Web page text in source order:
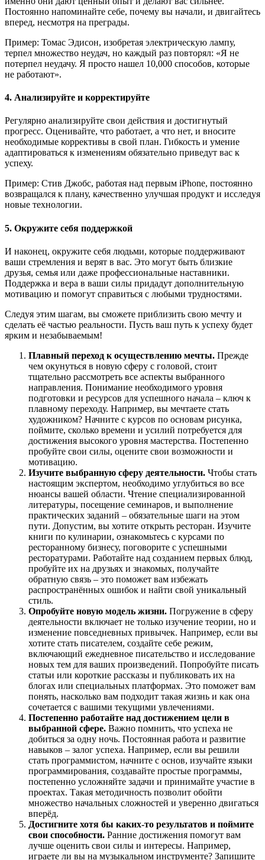
Постоянно напоминайте себе, почему вы начали, и двигайтесь
вперед, несмотря на преграды.
Пример: Томас Эдисон, изобретая электрическую лампу,
терпел множество неудач, но каждый раз повторял: «Я не
потерпел неудачу. Я просто нашел 10,000 способов, которые
не работают».
4. Анализируйте и корректируйте
Регулярно анализируйте свои действия и достигнутый
прогресс. Оценивайте, что работает, а что нет, и вносите
необходимые коррективы в свой план. Гибкость и умение
адаптироваться к изменениям обязательно приведут вас к
успеху.
Пример: Стив Джобс, работая над первым iPhone, постоянно
возвращался к плану, качественно улучшая продукт и исследуя
новые технологии.
5. Окружите себя поддержкой
И наконец, окружите себя людьми, которые поддерживают
ваши стремления и верят в вас. Это могут быть близкие
друзья, семья или даже профессиональные наставники.
Поддержка и вера в ваши силы придадут дополнительную
мотивацию и помогут справиться с любыми трудностями.
Следуя этим шагам, вы сможете приблизить свою мечту и
сделать её частью реальности. Пусть ваш путь к успеху будет
ярким и незабываемым!
Плавный переход к осуществлению мечты. Прежде
чем окунуться в новую сферу с головой, стоит
тщательно рассмотреть все аспекты выбранного
направления. Понимание необходимого уровня
подготовки и ресурсов для успешного начала – ключ к
плавному переходу. Например, вы мечтаете стать
художником? Начните с курсов по основам рисунка,
поймите, сколько времени и усилий потребуется для
достижения высокого уровня мастерства. Постепенно
пробуйте свои силы, оцените свои возможности и
мотивацию.
Изучите выбранную сферу деятельности. Чтобы стать
настоящим экспертом, необходимо углубиться во все
нюансы вашей области. Чтение специализированной
литературы, посещение семинаров, и выполнение
практических заданий – обязательные шаги на этом
пути. Допустим, вы хотите открыть ресторан. Изучите
книги по кулинарии, ознакомьтесь с курсами по
ресторанному бизнесу, поговорите с успешными
ресторатурами. Работайте над созданием первых блюд,
пробуйте их на друзьях и знакомых, получайте
обратную связь – это поможет вам избежать
распространённых ошибок и найти свой уникальный
стиль.
Опробуйте новую модель жизни. Погружение в сферу
деятельности включает не только изучение теории, но и
изменение повседневных привычек. Например, если вы
хотите стать писателем, создайте себе режим,
включающий ежедневное писательство и исследование
новых тем для ваших произведений. Попробуйте писать
статьи или короткие рассказы и публиковать их на
блогах или специальных платформах. Это поможет вам
понять, насколько вам подходит такая жизнь и как она
сочетается с вашими текущими увлечениями.
Постепенно работайте над достижением цели в
выбранной сфере. Важно помнить, что успеха не
добиться за одну ночь. Постоянная работа и развитие
навыков – залог успеха. Например, если вы решили
стать программистом, начните с основ, изучайте языки
программирования, создавайте простые программы,
постепенно усложняйте задачи и принимайте участие в
проектах. Такая методичность позволит обойти
множество начальных сложностей и уверенно двигаться
вперёд.
Достигните хотя бы каких-то результатов и поймите
свои способности. Ранние достижения помогут вам
лучше оценить свои силы и интересы. Например,
играете ли вы на музыкальном инструменте? Запишите